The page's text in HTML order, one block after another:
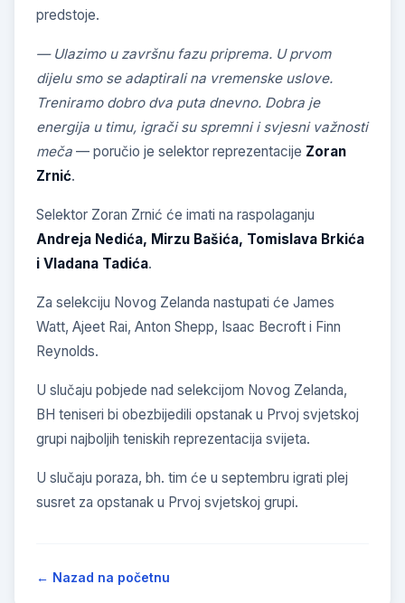
predstoje.
— Ulazimo u završnu fazu priprema. U prvom
dijelu smo se adaptirali na vremenske uslove.
Treniramo dobro dva puta dnevno. Dobra je
energija u timu, igrači su spremni i svjesni važnosti
meča — poručio je selektor reprezentacije Zoran
Zrnić.
Selektor Zoran Zrnić će imati na raspolaganju
Andreja Nedića, Mirzu Bašića, Tomislava Brkića
i Vladana Tadića.
Za selekciju Novog Zelanda nastupati će James
Watt, Ajeet Rai, Anton Shepp, Isaac Becroft i Finn
Reynolds.
U slučaju pobjede nad selekcijom Novog Zelanda,
BH teniseri bi obezbijedili opstanak u Prvoj svjetskoj
grupi najboljih teniskih reprezentacija svijeta.
U slučaju poraza, bh. tim će u septembru igrati plej
susret za opstanak u Prvoj svjetskoj grupi.
← Nazad na početnu